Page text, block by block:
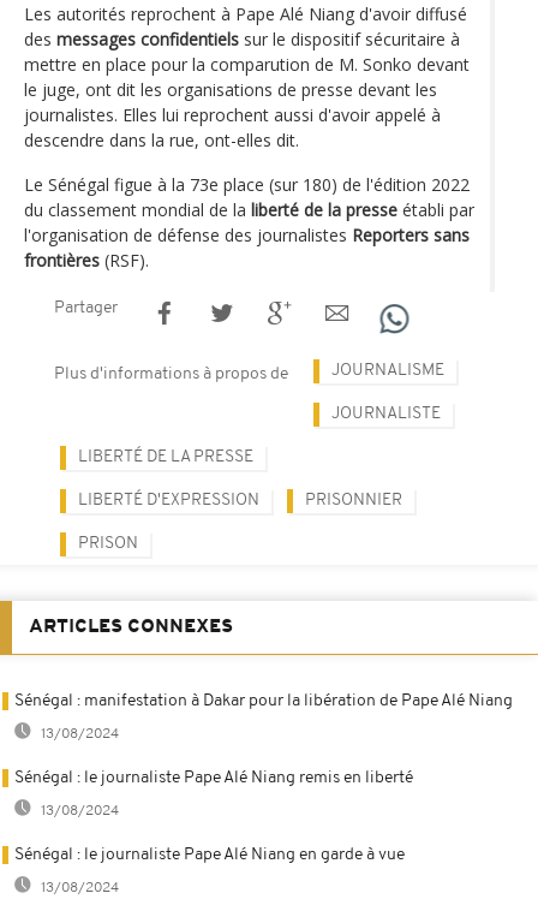
Les autorités reprochent à Pape Alé Niang d'avoir diffusé
des messages confidentiels sur le dispositif sécuritaire à
mettre en place pour la comparution de M. Sonko devant
le juge, ont dit les organisations de presse devant les
journalistes. Elles lui reprochent aussi d'avoir appelé à
descendre dans la rue, ont-elles dit.
Le Sénégal figue à la 73e place (sur 180) de l'édition 2022
du classement mondial de la liberté de la presse établi par
l'organisation de défense des journalistes Reporters sans
frontières (RSF).
Partager
Plus d'informations à propos de JOURNALISME
JOURNALISTE
LIBERTÉ DE LA PRESSE
LIBERTÉ D'EXPRESSION PRISONNIER
PRISON
ARTICLES CONNEXES
Sénégal : manifestation à Dakar pour la libération de Pape Alé Niang
13/08/2024
Sénégal : le journaliste Pape Alé Niang remis en liberté
13/08/2024
Sénégal : le journaliste Pape Alé Niang en garde à vue
13/08/2024